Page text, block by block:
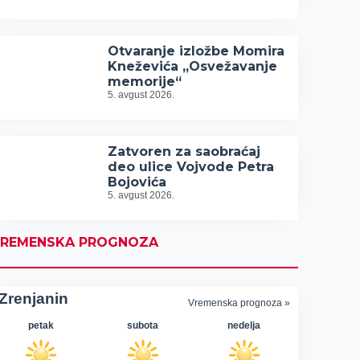
Otvaranje izložbe Momira
Kneževića „Osvežavanje
memorije“
5. avgust 2026.
Zatvoren za saobraćaj
deo ulice Vojvode Petra
Bojovića
5. avgust 2026.
PROGNOZA